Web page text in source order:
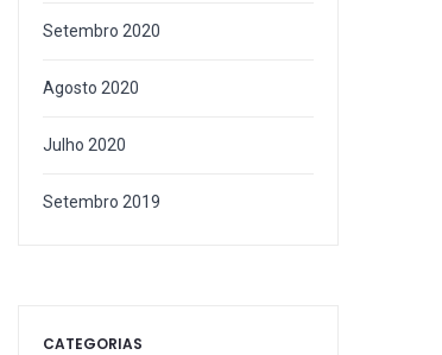
Setembro 2020
Agosto 2020
Julho 2020
Setembro 2019
CATEGORIAS